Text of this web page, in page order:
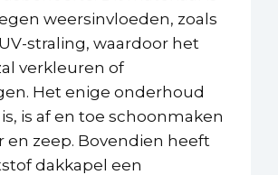
weersinvloeden, zoals
straling, waardoor het
verkleuren of
Het enige onderhoud
is af en toe schoonmaken
en zeep. Bovendien heeft
dakkapel een